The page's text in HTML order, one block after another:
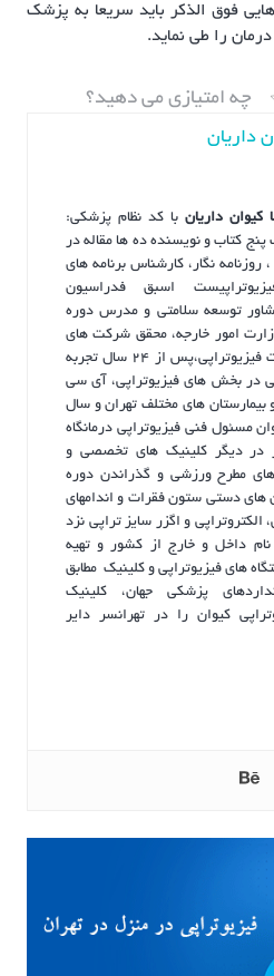
فوق الذکر باید سریعا به پزشک
را طی نماید.
چه امتیازی می دهید؟
داریان
کیوان داریان با کد نظام پزشکی:
مولف پنج کتاب و نویسنده ده ها مقاله در
روزنامه نگار، کارشناس برنامه های
اسبق فدراسیون
توسعه سلامتی و مدرس دوره
امور خارجه، محقق شرکت های
سازنده تجهیزات فیزیوتراپی،پس از ۲۴ سال تجربه
در بخش های فیزیوتراپی، آی سی
های مختلف تهران و سال
مسئول فنی فیزیوتراپی درمانگاه
در دیگر کلینیک های تخصصی و
های مطرح ورزشی و گذراندن دوره
های دستی ستون فقرات و اندامهای
الکتروتراپی و اگزر سایز تراپی نزد
داخل و خارج از کشور و تهیه
های فیزیوتراپی و کلینیک مطابق
پزشکی جهان، کلینیک
کیوان را در تهرانسر دایر